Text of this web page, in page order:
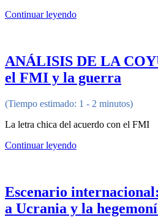
Continuar leyendo
ANÁLISIS DE LA
el FMI y la guerra
(Tiempo estimado: 1 - 2 minutos)
La letra chica del acuerdo con el FMI
Continuar leyendo
Escenario
a Ucrania y la